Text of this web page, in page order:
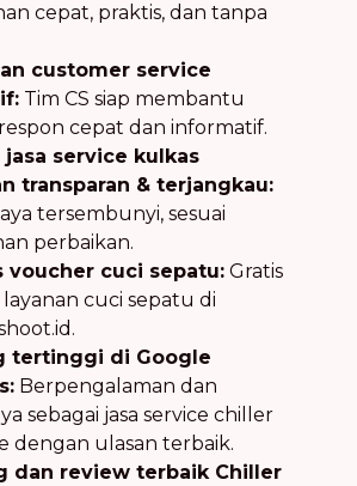
cepat, praktis, dan tanpa
customer service
Tim CS siap membantu
cepat dan informatif.
jasa service kulkas
transparan & terjangkau:
tersembunyi, sesuai
perbaikan.
voucher cuci sepatu: Gratis
cuci sepatu di
tertinggi di Google
Berpengalaman dan
sebagai jasa service chiller
dengan ulasan terbaik.
dan review terbaik Chiller